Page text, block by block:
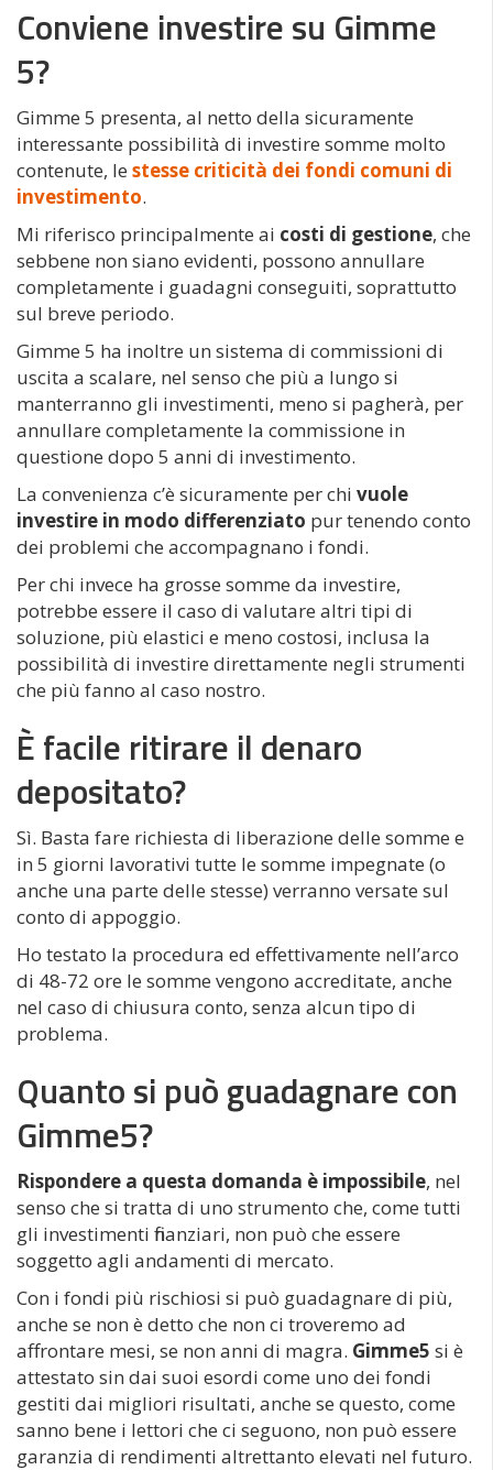
Conviene investire su Gimme
5?
Gimme 5 presenta, al netto della sicuramente
interessante possibilità di investire somme molto
contenute, le stesse criticità dei fondi comuni di
investimento.
Mi riferisco principalmente ai costi di gestione, che
sebbene non siano evidenti, possono annullare
completamente i guadagni conseguiti, soprattutto
sul breve periodo.
Gimme 5 ha inoltre un sistema di commissioni di
uscita a scalare, nel senso che più a lungo si
manterranno gli investimenti, meno si pagherà, per
annullare completamente la commissione in
questione dopo 5 anni di investimento.
La convenienza c’è sicuramente per chi vuole
investire in modo differenziato pur tenendo conto
dei problemi che accompagnano i fondi.
Per chi invece ha grosse somme da investire,
potrebbe essere il caso di valutare altri tipi di
soluzione, più elastici e meno costosi, inclusa la
possibilità di investire direttamente negli strumenti
che più fanno al caso nostro.
È facile ritirare il denaro
depositato?
Sì. Basta fare richiesta di liberazione delle somme e
in 5 giorni lavorativi tutte le somme impegnate (o
anche una parte delle stesse) verranno versate sul
conto di appoggio.
Ho testato la procedura ed effettivamente nell’arco
di 48-72 ore le somme vengono accreditate, anche
nel caso di chiusura conto, senza alcun tipo di
problema.
Quanto si può guadagnare con
Gimme5?
Rispondere a questa domanda è impossibile, nel
senso che si tratta di uno strumento che, come tutti
gli investimenti finanziari, non può che essere
soggetto agli andamenti di mercato.
Con i fondi più rischiosi si può guadagnare di più,
anche se non è detto che non ci troveremo ad
affrontare mesi, se non anni di magra. Gimme5 si è
attestato sin dai suoi esordi come uno dei fondi
gestiti dai migliori risultati, anche se questo, come
sanno bene i lettori che ci seguono, non può essere
garanzia di rendimenti altrettanto elevati nel futuro.